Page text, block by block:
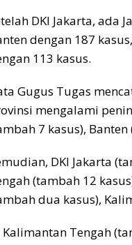
DKI Jakarta, ada
dengan 187
113 kasus.
Gugus Tugas
mengalami
7 kasus),
DKI Jakarta
(tambah 12
dua kasus),
Kalimantan Tengah